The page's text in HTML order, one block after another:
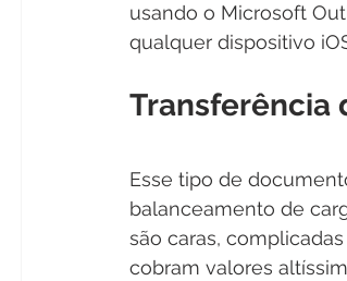
usando o Microsoft
qualquer dispositivo
Transferência
Esse tipo de
balanceamento de
são caras,
cobram valores